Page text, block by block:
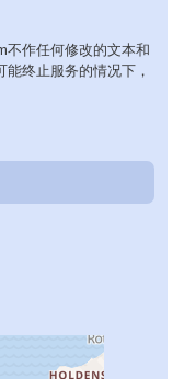
不作任何修改的文本和
终止服务的情况下，